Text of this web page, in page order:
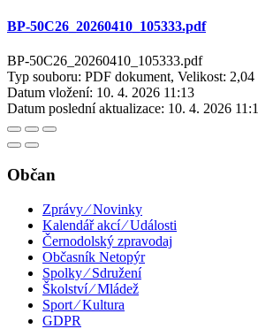
BP-50C26_20260410_105333.pdf
BP-50C26_20260410_105333.pdf
Typ souboru: PDF dokument, Velikost:
Datum vložení: 10. 4. 2026 11:13
Datum poslední aktualizace: 10. 4. 2026
Občan
Zprávy ⁄ Novinky
Kalendář akcí ⁄ Události
Černodolský zpravodaj
Občasník Netopýr
Spolky ⁄ Sdružení
Školství ⁄ Mládež
Sport ⁄ Kultura
GDPR